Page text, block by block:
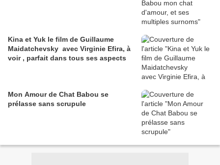
Kina et Yuk le film de Guillaume
Maidatchevsky avec Virginie Efira, à
voir , parfait dans tous ses aspects
Mon Amour de Chat Babou se
prélasse sans scrupule